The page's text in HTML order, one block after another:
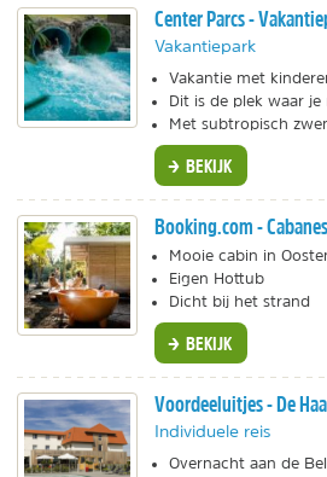
Center Parcs -
Vakantiepark
Vakantie met
Dit is de plek waar je
Met subtropisch
BEKIJK
Booking.com -
Mooie cabin in
Eigen Hottub
Dicht bij het strand
BEKIJK
Voordeeluitjes - De
Individuele reis
Overnacht aan de